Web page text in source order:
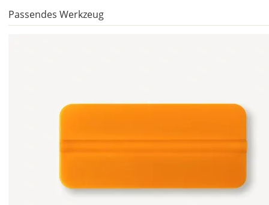
Die
Mindestgröße.
Passendes Werkzeug